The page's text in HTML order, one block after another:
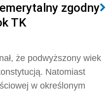
zgodny
TK
że podwyższony wiek
Natomiast
w określonym